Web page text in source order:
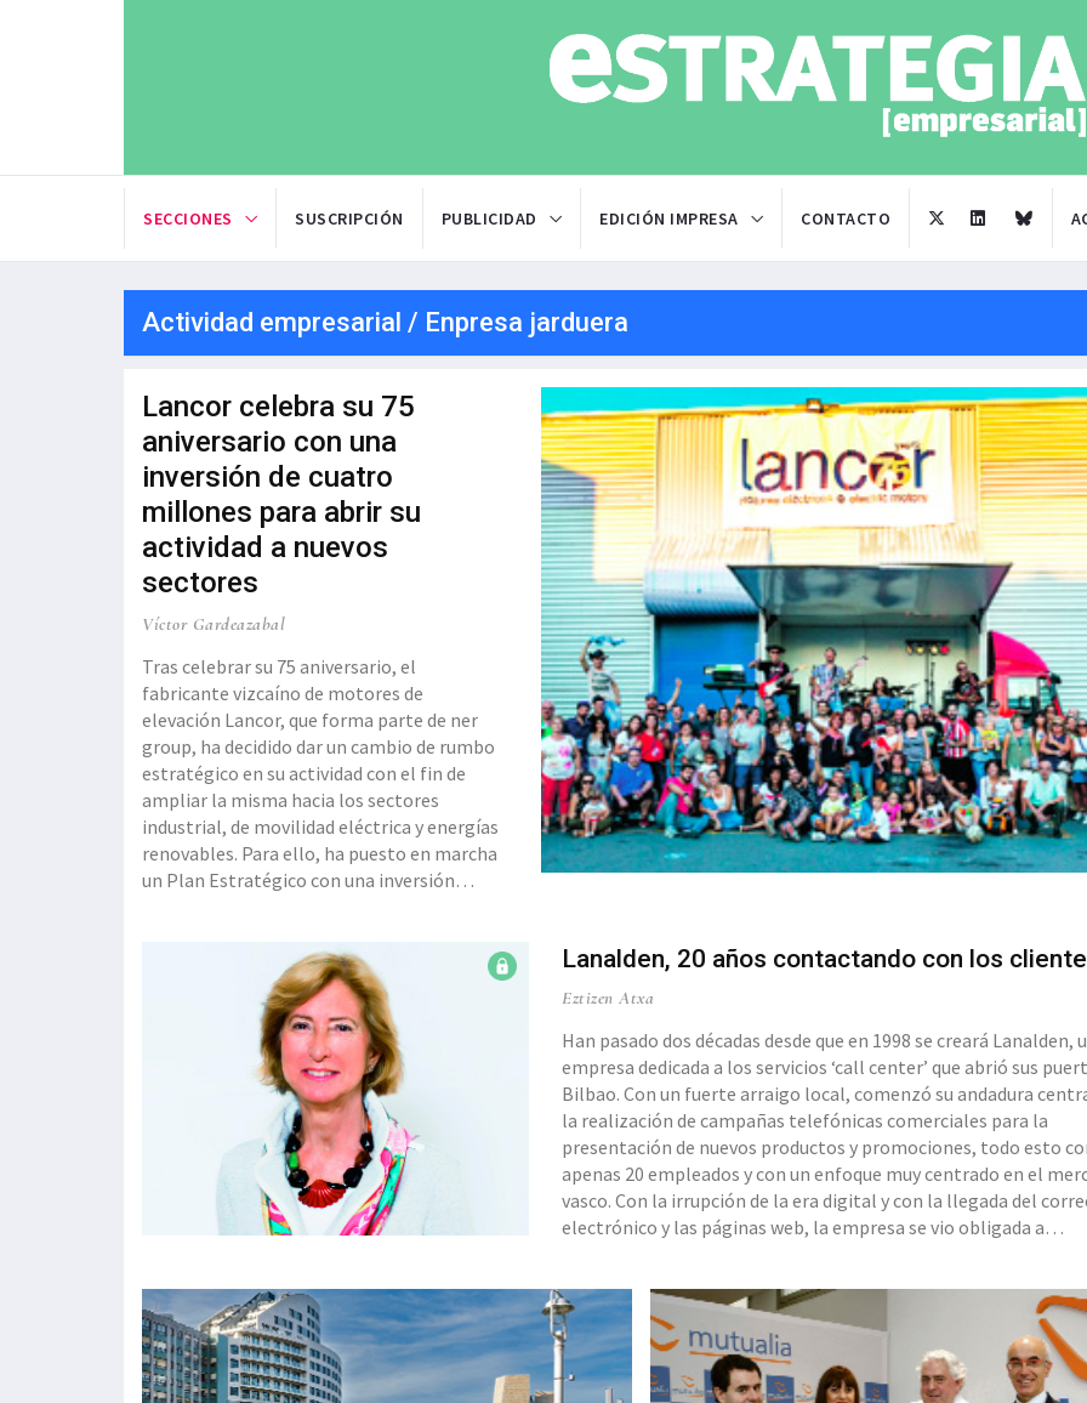
SECCIONES SUSCRIPCIÓN PUBLICIDAD EDICIÓN IMPRESA CONTACTO
Actividad empresarial / Enpresa jarduera
Lancor celebra su 75
aniversario con una
inversión de cuatro
millones para abrir su
actividad a nuevos
sectores
Víctor Gardeazabal
Tras celebrar su 75 aniversario, el
fabricante vizcaíno de motores de
elevación Lancor, que forma parte de ner
group, ha decidido dar un cambio de rumbo
estratégico en su actividad con el fin de
ampliar la misma hacia los sectores
industrial, de movilidad eléctrica y energías
renovables. Para ello, ha puesto en marcha
un Plan Estratégico con una inversión
tiempos para Lancor. Tras celebrar el
pasado mes de septiembre su 75
aniversario, la compañía, con instalaciones
en el polígono industrial El Campillo de
Abanto-Zierbena, aborda una nueva etapa
en la que divers
Lanalden, 20 años contactando con los
Eztizen Atxa
Han pasado dos décadas desde que en 1998 se creará Lanalden,
empresa dedicada a los servicios ‘call center’ que abrió sus
Bilbao. Con un fuerte arraigo local, comenzó su andadura
la realización de campañas telefónicas comerciales para la
presentación de nuevos productos y promociones, todo esto
apenas 20 empleados y con un enfoque muy centrado en el
vasco. Con la irrupción de la era digital y con la llegada del
electrónico y las páginas web, la empresa se vio obligada a
primer